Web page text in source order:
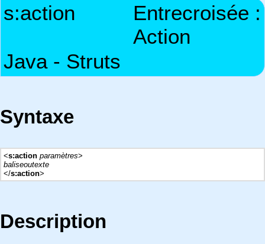
s:action
Entrecroisée :
Action
Java - Struts
Syntaxe
<s:action paramètres>
baliseoutexte
</s:action>
Description